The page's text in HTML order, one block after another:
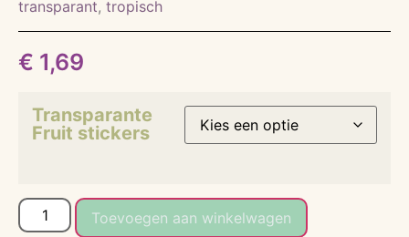
transparant, tropisch
€ 1,69
Transparante
Fruit stickers
Toevoegen aan winkelwagen